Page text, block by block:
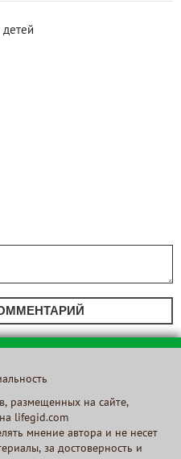
размещенных на сайте,
lifegid.com
мнение автора и не несет
за достоверность и